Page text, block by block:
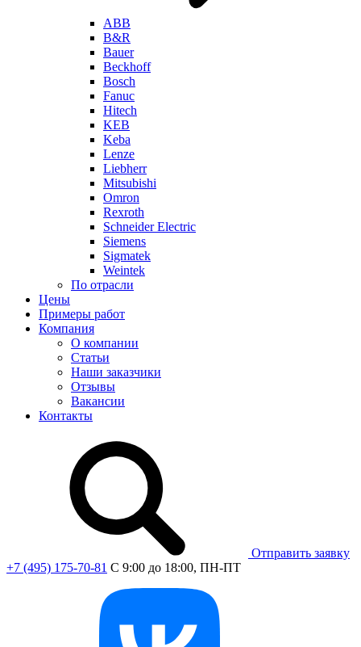
ABB
B&R
Bauer
Beckhoff
Bosch
Fanuc
Hitech
KEB
Keba
Lenze
Liebherr
Mitsubishi
Omron
Rexroth
Schneider Electric
Siemens
Sigmatek
Weintek
По отрасли
Цены
Примеры работ
Компания
О компании
Статьи
Наши заказчики
Отзывы
Вакансии
Контакты
Отправить заявку
+7 (495) 175-70-81 C 9:00 до 18:00, ПН-ПТ